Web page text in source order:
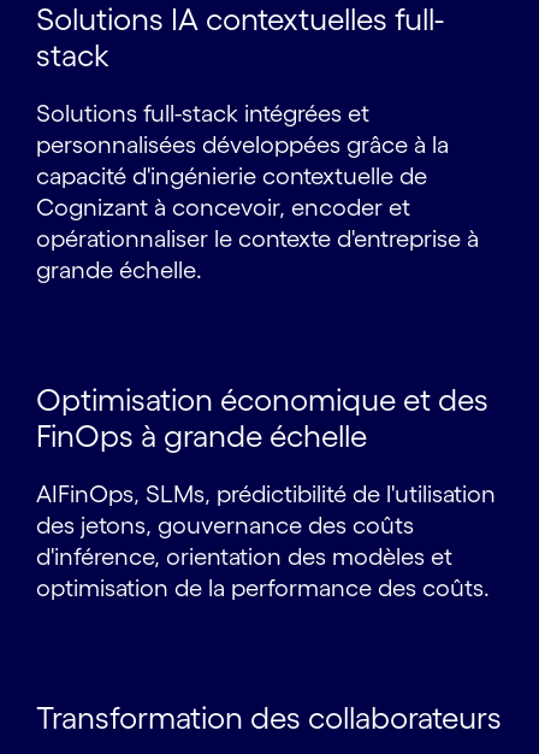
Solutions IA contextuelles full-
stack
Solutions full-stack intégrées et
personnalisées développées grâce à la
capacité d'ingénierie contextuelle de
Cognizant à concevoir, encoder et
opérationnaliser le contexte d'entreprise à
grande échelle.
Optimisation économique et des
FinOps à grande échelle
AIFinOps, SLMs, prédictibilité de l'utilisation
des jetons, gouvernance des coûts
d'inférence, orientation des modèles et
optimisation de la performance des coûts.
Transformation des collaborateurs